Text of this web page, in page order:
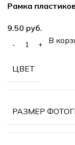
Рамка
9.50 руб.
В
ЦВЕТ
РАЗМЕР